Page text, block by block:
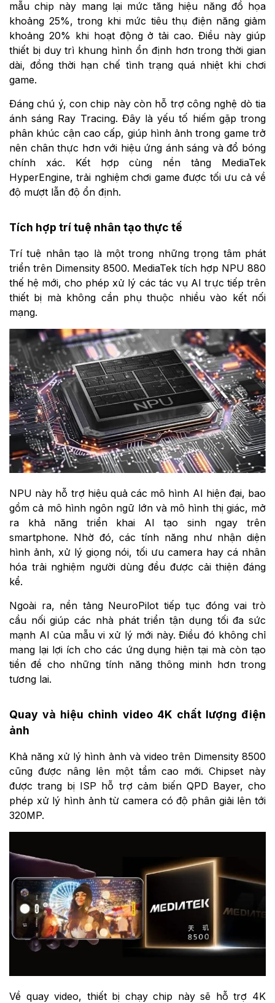
mẫu chip này mang lại mức tăng hiệu năng đồ họa
khoảng 25%, trong khi mức tiêu thụ điện năng giảm
khoảng 20% khi hoạt động ở tải cao. Điều này giúp
thiết bị duy trì khung hình ổn định hơn trong thời gian
dài, đồng thời hạn chế tình trạng quá nhiệt khi chơi
game.
Đáng chú ý, con chip này còn hỗ trợ công nghệ dò tia
ánh sáng Ray Tracing. Đây là yếu tố hiếm gặp trong
phân khúc cận cao cấp, giúp hình ảnh trong game trở
nên chân thực hơn với hiệu ứng ánh sáng và đổ bóng
chính xác. Kết hợp cùng nền tảng MediaTek
HyperEngine, trải nghiệm chơi game được tối ưu cả về
độ mượt lẫn độ ổn định.
Tích hợp trí tuệ nhân tạo thực tế
Trí tuệ nhân tạo là một trong những trọng tâm phát
triển trên Dimensity 8500. MediaTek tích hợp NPU 880
thế hệ mới, cho phép xử lý các tác vụ AI trực tiếp trên
thiết bị mà không cần phụ thuộc nhiều vào kết nối
mạng.
NPU này hỗ trợ hiệu quả các mô hình AI hiện đại, bao
gồm cả mô hình ngôn ngữ lớn và mô hình thị giác, mở
ra khả năng triển khai AI tạo sinh ngay trên
smartphone. Nhờ đó, các tính năng như nhận diện
hình ảnh, xử lý giọng nói, tối ưu camera hay cá nhân
hóa trải nghiệm người dùng đều được cải thiện đáng
kể.
Ngoài ra, nền tảng NeuroPilot tiếp tục đóng vai trò
cầu nối giúp các nhà phát triển tận dụng tối đa sức
mạnh AI của mẫu vi xử lý mới này. Điều đó không chỉ
mang lại lợi ích cho các ứng dụng hiện tại mà còn tạo
tiền đề cho những tính năng thông minh hơn trong
tương lai.
Quay và hiệu chỉnh video 4K chất lượng điện
ảnh
Khả năng xử lý hình ảnh và video trên Dimensity 8500
cũng được nâng lên một tầm cao mới. Chipset này
được trang bị ISP hỗ trợ cảm biến QPD Bayer, cho
phép xử lý hình ảnh từ camera có độ phân giải lên tới
320MP.
Về quay video, thiết bị chạy chip này sẽ hỗ trợ 4K